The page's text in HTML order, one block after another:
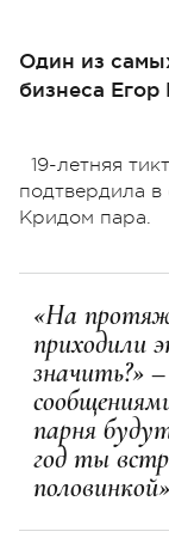
Один из
бизнеса
19-летняя
подтвердила
Кридом пара.
«На
приходили
значить?»
парня
год ты